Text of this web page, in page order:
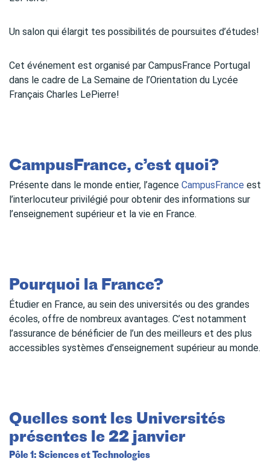
Un salon qui élargit tes possibilités de poursuites d’études!
Cet événement est organisé par CampusFrance Portugal
dans le cadre de La Semaine de l’Orientation du Lycée
Français Charles LePierre!
CampusFrance, c’est quoi?
Présente dans le monde entier, l’agence CampusFrance est
l’interlocuteur privilégié pour obtenir des informations sur
l’enseignement supérieur et la vie en France.
Pourquoi la France?
Étudier en France, au sein des universités ou des grandes
écoles, offre de nombreux avantages. C’est notamment
l’assurance de bénéficier de l’un des meilleurs et des plus
accessibles systèmes d’enseignement supérieur au monde.
Quelles sont les Universités
présentes le 22 janvier
Pôle 1: Sciences et Technologies